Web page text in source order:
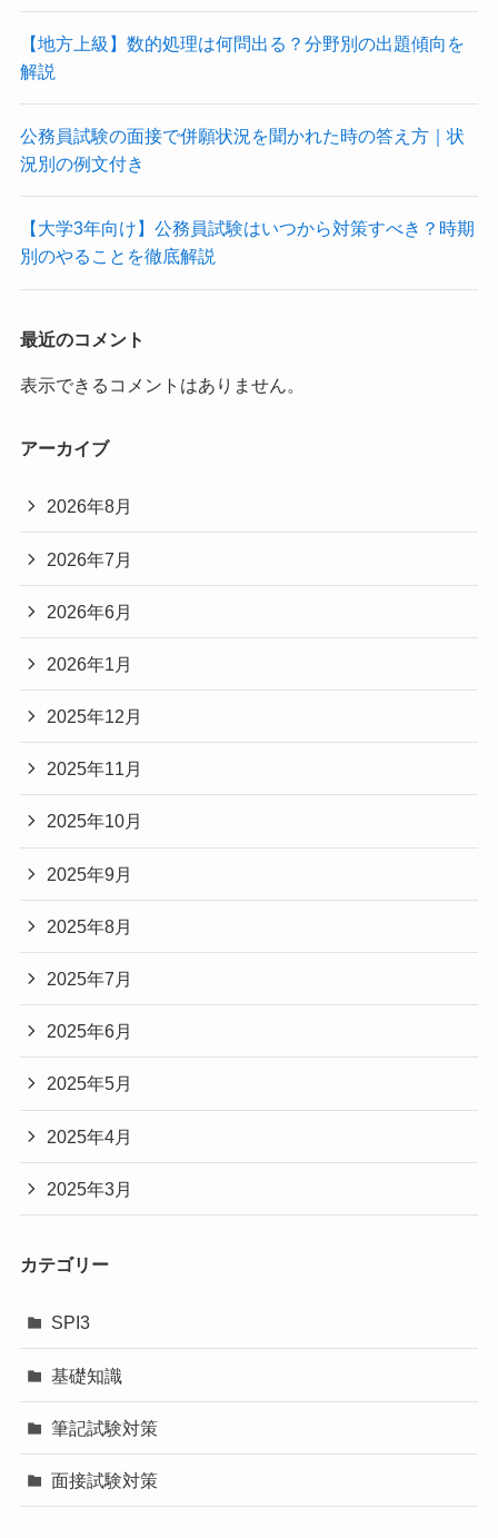
【地方上級】数的処理は何問出る？分野別の出題傾向を
解説
公務員試験の面接で併願状況を聞かれた時の答え方｜状
況別の例文付き
【大学3年向け】公務員試験はいつから対策すべき？時期
別のやることを徹底解説
最近のコメント
表示できるコメントはありません。
アーカイブ
2026年8月
2026年7月
2026年6月
2026年1月
2025年12月
2025年11月
2025年10月
2025年9月
2025年8月
2025年7月
2025年6月
2025年5月
2025年4月
2025年3月
カテゴリー
SPI3
基礎知識
筆記試験対策
面接試験対策